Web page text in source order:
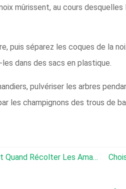
mûrissent, au cours
puis séparez les coques de la
dans des sacs en plastique.
pulvériser les arbres
les champignons des trous de
Récolte Des Noix D'amande :comment Et Quand Récolter Les Amandes